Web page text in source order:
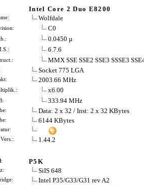
Intel Core 2 Duo E8200
Wolfdale
C0
0.0450 µ
6.7.6
MMX SSE SSE2 SSE3 SSSE3
Socket 775 LGA
2003.66 MHz
x6.00
333.94 MHz
Data: 2 x 32 / Inst: 2 x 32 KBytes
6144 KBytes
1.44.2
: P5K
SiIS 648
Intel P35/G33/G31 rev A2